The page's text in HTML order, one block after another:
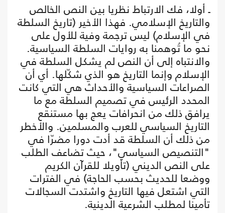
ـ أولا، فك الارتباط نظريا بين النص الخالص
والتاريخ الإسلامي. فهذا الأخير (تاريخ السلطة
في الإسلام) ليس ترجمة وفية للأول على
نحو ما تُوهمنا به روايات السلطة السياسية.
والانتباه إلى أن النص لم يشكل السلطة في
الإسلام وإنما التاريخ هو الذي شكّلها. أي أن
الصراعات السياسية والأحداث هي التي كانت
المحدد الرئيس في تصميم السلطة مع ما
يرافق ذلك من انحرافات يعج بها مستنقع
التاريخ السياسي للعرب والمسلمين. والأخطر
من ذلك أن السلطة قد أدت دورا مضرّا في
"التنصيص السياسي"، حيث تضاعف الطلب
على النص الديني (تأويلا للقرآن الكريم
ووضعا للحديث بحسب الحاجة) في الفترات
التي اشتعل فيها التاريخ واشتدت السجالات
تأمينا لمطلب الشرعية الدينية.